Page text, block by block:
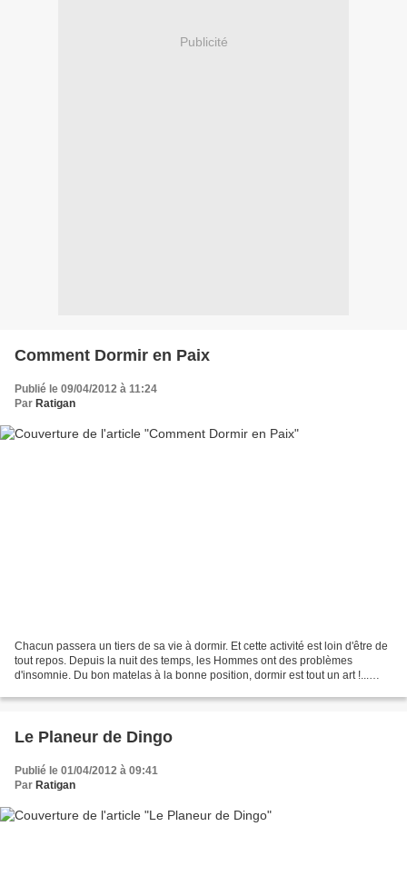
Publicité
Comment Dormir en Paix
Publié le 09/04/2012 à 11:24
Par Ratigan
Chacun passera un tiers de sa vie à dormir. Et cette activité est loin d'être de
tout repos. Depuis la nuit des temps, les Hommes ont des problèmes
d'insomnie. Du bon matelas à la bonne position, dormir est tout un art !...
Le Planeur de Dingo
Publié le 01/04/2012 à 09:41
Par Ratigan